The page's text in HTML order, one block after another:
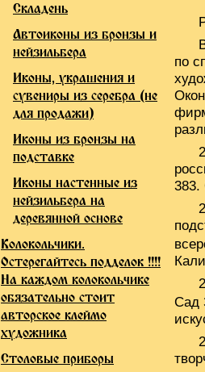
Складень
Автоиконы из бронзы и
нейзильбера
Иконы, украшения и
сувениры из серебра (не
для продажи)
Иконы из бронзы на
подставке
Иконы настенные из
нейзильбера на
деревянной основе
Колокольчики.
Остерегайтесь подделок !!!!
На каждом колокольчике
обязательно стоит
авторское клеймо
художника
Столовые приборы
по
383.
Сад